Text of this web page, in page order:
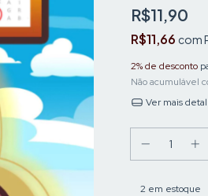
R$11,90
R$11,66 com
2% de desconto
Não acumulável
Ver mais
2 em estoque